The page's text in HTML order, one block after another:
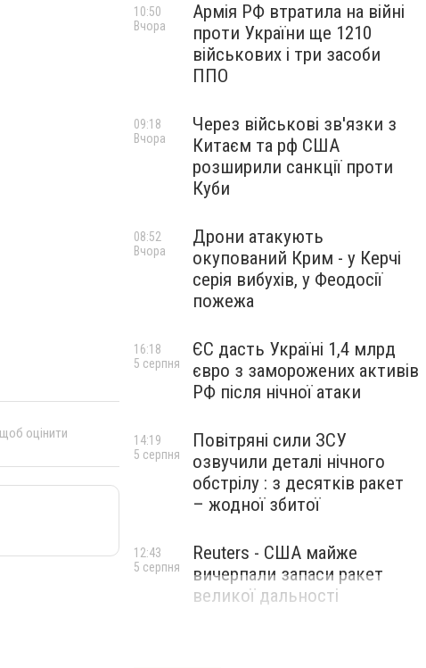
оцінити
Армія РФ втратила на війні
проти України ще 1210
військових і три засоби
ППО
10:50
Вчора
Через військові зв'язки з
Китаєм та рф США
розширили санкції проти
Куби
09:18
Вчора
Дрони атакують
окупований Крим - у Керчі
серія вибухів, у Феодосії
пожежа
08:52
Вчора
ЄС дасть Україні 1,4 млрд
євро з заморожених активів
РФ після нічної атаки
16:18
5 серпня
Повітряні сили ЗСУ
озвучили деталі нічного
обстрілу : з десятків ракет
– жодної збитої
14:19
5 серпня
Reuters - США майже
вичерпали запаси ракет
великої дальності
12:43
5 серпня